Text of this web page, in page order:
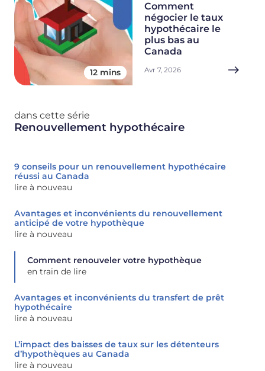
12 mins
Comment
négocier le taux
hypothécaire le
plus bas au
Canada
Avr 7, 2026
dans cette série
Renouvellement hypothécaire
9 conseils pour un renouvellement hypothécaire
réussi au Canada
lire à nouveau
Avantages et inconvénients du renouvellement
anticipé de votre hypothèque
lire à nouveau
Comment renouveler votre hypothèque
en train de lire
Avantages et inconvénients du transfert de prêt
hypothécaire
lire à nouveau
L’impact des baisses de taux sur les détenteurs
d’hypothèques au Canada
lire à nouveau